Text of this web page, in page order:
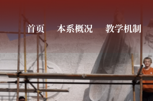
首页 本系概况 教学机制